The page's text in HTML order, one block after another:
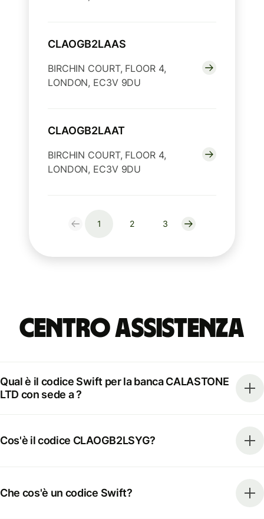
CLAOGB2LAAS
BIRCHIN COURT, FLOOR 4,
LONDON, EC3V 9DU
CLAOGB2LAAT
BIRCHIN COURT, FLOOR 4,
LONDON, EC3V 9DU
1 2 3
Centro Assistenza
Qual è il codice Swift per la banca CALASTONE
LTD con sede a ?
Cos'è il codice CLAOGB2LSYG?
Che cos'è un codice Swift?